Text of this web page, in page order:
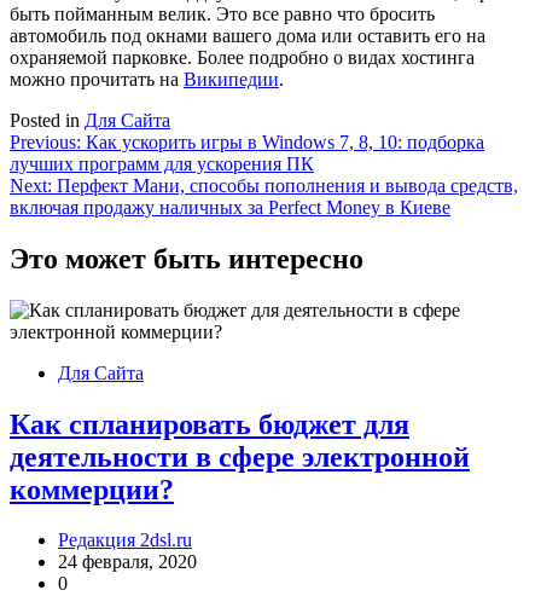
быть пойманным велик. Это все равно что бросить
автомобиль под окнами вашего дома или оставить его на
охраняемой парковке. Более подробно о видах хостинга
можно прочитать на Википедии.
Posted in Для Сайта
Навигация
по
записям
Previous: Как ускорить игры в Windows 7, 8, 10: подборка
лучших программ для ускорения ПК
Next: Перфект Мани, способы пополнения и вывода средств,
включая продажу наличных за Perfect Money в Киеве
Это может быть интересно
Для Сайта
Как спланировать бюджет для
деятельности в сфере электронной
коммерции?
Редакция 2dsl.ru
24 февраля, 2020
0